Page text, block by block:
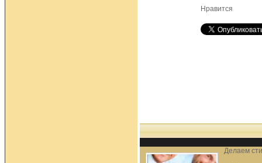
Нравится
Делаем